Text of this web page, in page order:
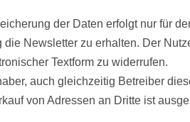
der Daten erfolgt nur für
die Newsletter zu erhalten. Der
Textform zu widerrufen.
auch gleichzeitig Betreiber
von Adressen an Dritte ist